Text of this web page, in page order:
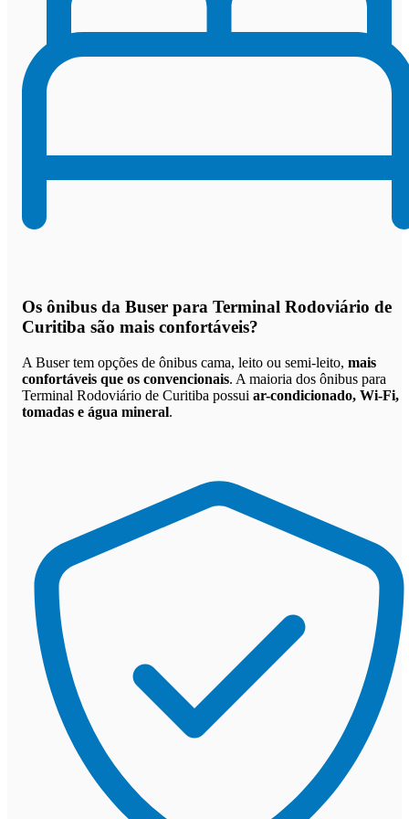
Os ônibus da Buser para Terminal Rodoviário de
Curitiba são mais confortáveis?
A Buser tem opções de ônibus cama, leito ou semi-leito, mais
confortáveis que os convencionais. A maioria dos ônibus para
Terminal Rodoviário de Curitiba possui ar-condicionado, Wi-Fi,
tomadas e água mineral.